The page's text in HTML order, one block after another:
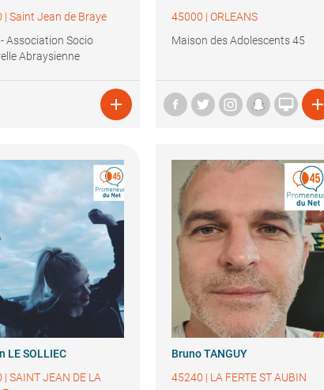
|Saint Jean de Braye
- Association Socio
Abraysienne

45000 | ORLEANS
Maison des Adolescents 45
 
LE SOLLIEC
|SAINT JEAN DE LA
Bruno TANGUY
45240 | LA FERTE ST AUBIN